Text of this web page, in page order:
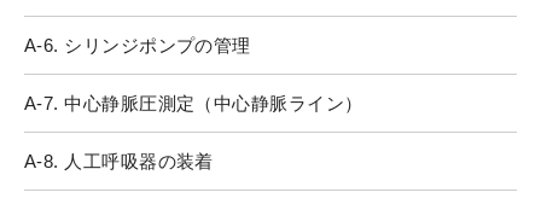
A-6. シリンジポンプの管理
A-7. 中心静脈圧測定（中心静脈ライン）
A-8. 人工呼吸器の装着